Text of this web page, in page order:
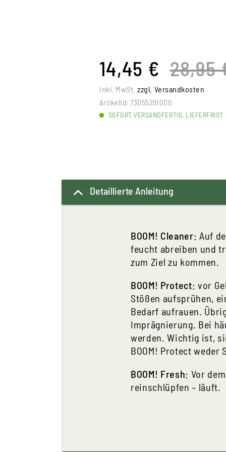
14,45 € 28,95
inkl. MwSt.zzgl. Versandkosten
ArtikelId: 73055291000
SOFORT VERSANDFERTIG.
Detaillierte Anleitung
BOOM! Cleaner: Auf
feucht abreiben und
zum Ziel zu kommen.
BOOM! Protect: vor
Stößen aufsprühen,
Bedarf aufrauen.
Imprägnierung. Bei
werden. Wichtig ist,
BOOM! Protect
BOOM! Fresh: Vor
reinschlüpfen – läuft.